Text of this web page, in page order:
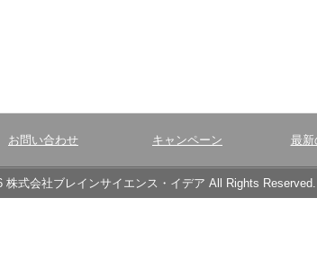
お問い合わせ キャンペーン 最新
株式会社ブレインサイエンス・イデア All Rights Reserved.